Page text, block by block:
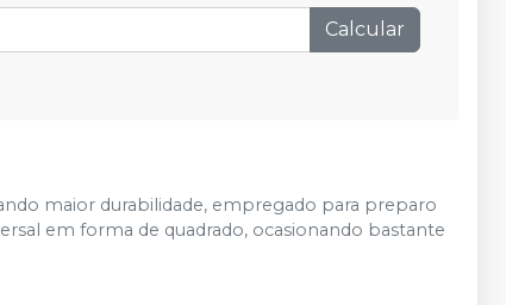
Ver info Avise-me
Calcular
maior durabilidade, empregado para preparo
em forma de quadrado, ocasionando bastante